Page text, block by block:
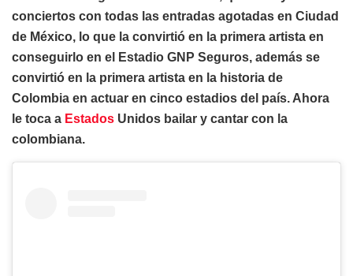
conciertos con todas las entradas agotadas en Ciudad
de México, lo que la convirtió en la primera artista en
conseguirlo en el Estadio GNP Seguros, además se
convirtió en la primera artista en la historia de
Colombia en actuar en cinco estadios del país. Ahora
le toca a Estados Unidos bailar y cantar con la
colombiana.